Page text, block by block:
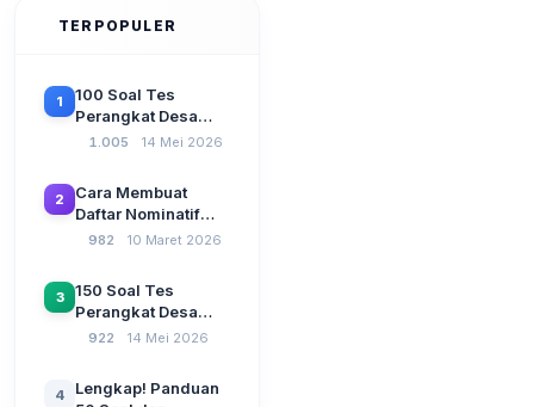
TERPOPULER
1
100 Soal Tes
Perangkat Desa
Terbaru 2026
CAT Berbasis UU
Desa No. 3 Tahun
2024
1.005 14 Mei 2026
2
Cara Membuat
Daftar Nominatif
Siltap di Aplikasi
SPP Pencairan
Dana Desa
982 10 Maret 2026
3
150 Soal Tes
Perangkat Desa
2026: Administrasi
Kebangsaan, dan
922 14 Mei 2026
4
Lengkap! Panduan